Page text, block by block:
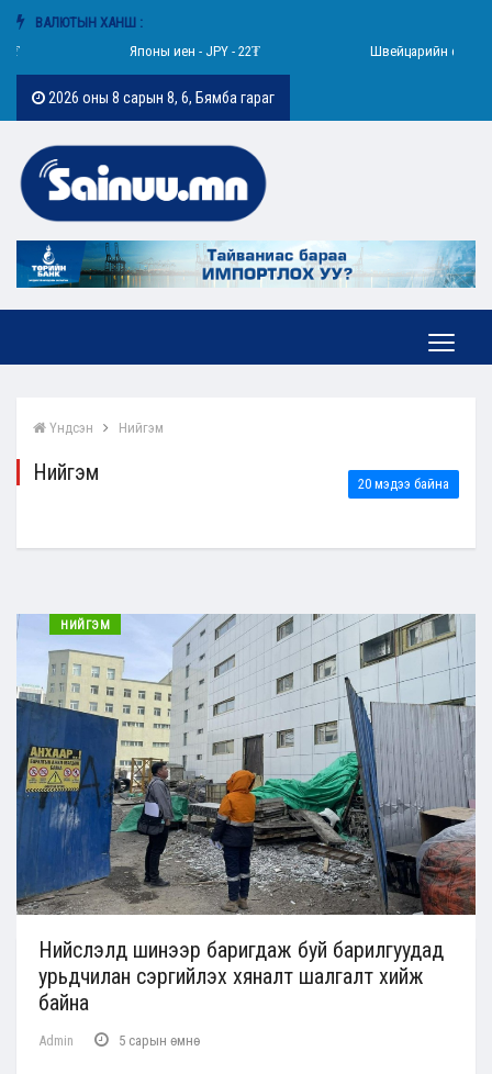
ВАЛЮТЫН ХАНШ :
Японы иен - JPY - 22₮
Швейцарийн франк - CHF -
2026 оны 8 сарын 8, 6, Бямба гараг
Үндсэн Нийгэм
Нийгэм 20 мэдээ байна
НИЙГЭМ
Нийслэлд шинээр баригдаж буй барилгуудад
урьдчилан сэргийлэх хяналт шалгалт хийж
байна
Admin 5 сарын өмнө